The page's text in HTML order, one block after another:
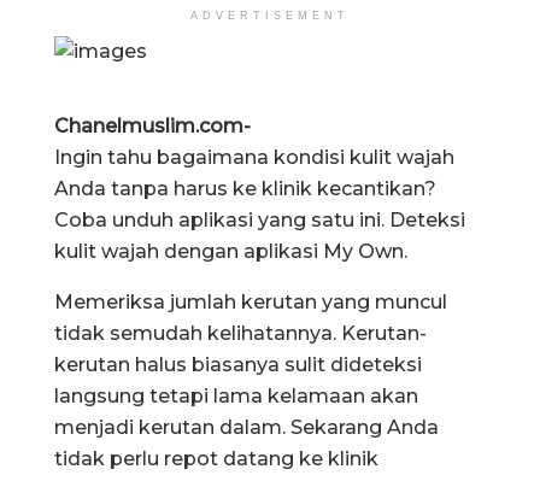
ADVERTISEMENT
Chanelmuslim.com-
Ingin tahu bagaimana kondisi kulit wajah
Anda tanpa harus ke klinik kecantikan?
Coba unduh aplikasi yang satu ini. Deteksi
kulit wajah dengan aplikasi My Own.
Memeriksa jumlah kerutan yang muncul
tidak semudah kelihatannya. Kerutan-
kerutan halus biasanya sulit dideteksi
langsung tetapi lama kelamaan akan
menjadi kerutan dalam. Sekarang Anda
tidak perlu repot datang ke klinik